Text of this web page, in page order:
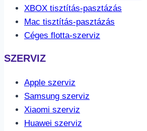
XBOX tisztítás-pasztázás
Mac tisztítás-pasztázás
Céges flotta-szerviz
SZERVIZ
Apple szerviz
Samsung szerviz
Xiaomi szerviz
Huawei szerviz